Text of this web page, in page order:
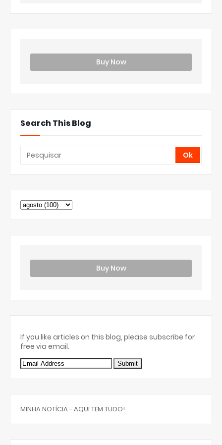
Buy Now
Search This Blog
Buy Now
If you like articles on this blog, please subscribe for
free via email.
MINHA NOTÍCIA - AQUI TEM TUDO!